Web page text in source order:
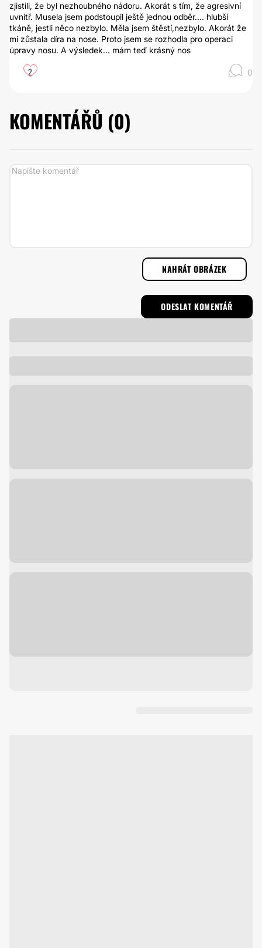
zjistili, že byl nezhoubného nádoru. Akorát s tím, že agresivní
uvnitř. Musela jsem podstoupil ještě jednou odběr.... hlubší
tkáně, jestli něco nezbylo. Měla jsem štěstí,nezbylo. Akorát že
mi zůstala díra na nose. Proto jsem se rozhodla pro operaci
úpravy nosu. A výsledek... mám teď krásný nos
2 0
KOMENTÁŘŮ (0)
NAHRÁT OBRÁZEK